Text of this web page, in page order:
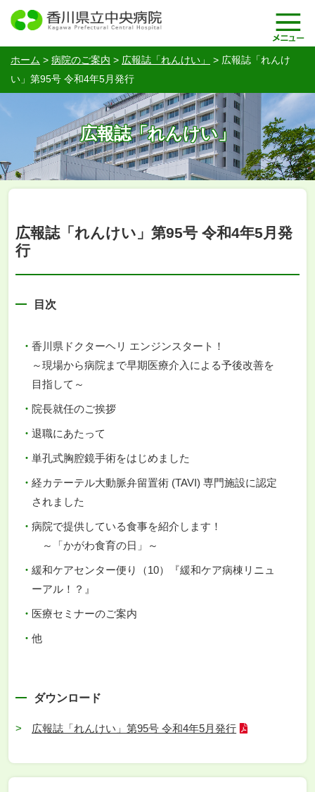
ホーム > 病院のご案内 > 広報誌「れんけい」 > 広報誌「れんけ
い」第95号 令和4年5月発行
広報誌「れんけい」
広報誌「れんけい」第95号 令和4年5月発
行
目次
香川県ドクターヘリ エンジンスタート！
～現場から病院まで早期医療介入による予後改善を
目指して～
院長就任のご挨拶
退職にあたって
単孔式胸腔鏡手術をはじめました
経カテーテル大動脈弁留置術 (TAVI) 専門施設に認定
されました
病院で提供している食事を紹介します！
～「かがわ食育の日」～
緩和ケアセンター便り（10）『緩和ケア病棟リニュ
ーアル！？』
医療セミナーのご案内
他
ダウンロード
広報誌「れんけい」第95号 令和4年5月発行